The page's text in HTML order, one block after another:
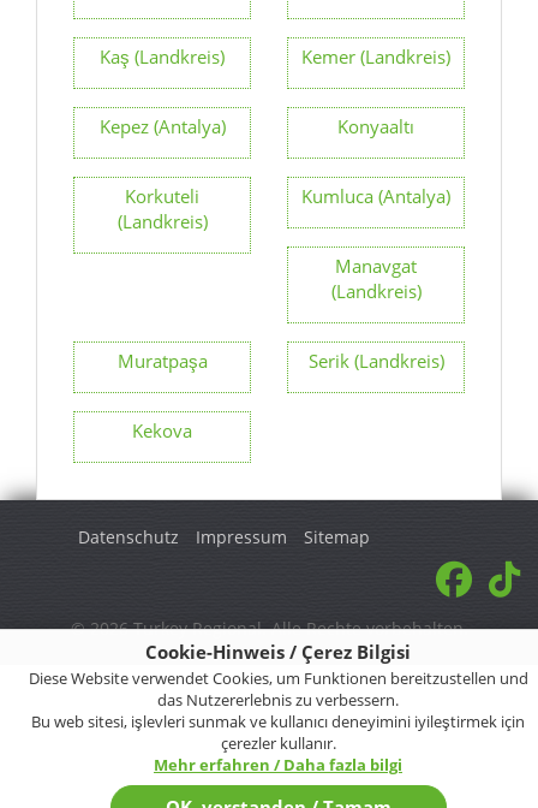
Cookie-Hinweis / Çerez Bilgisi
Diese Website verwendet Cookies, um Funktionen bereitzustellen und
das Nutzererlebnis zu verbessern.
Bu web sitesi, işlevleri sunmak ve kullanıcı deneyimini iyileştirmek için
çerezler kullanır.
Mehr erfahren / Daha fazla bilgi
Kaş (Landkreis) Kemer (Landkreis)
Kepez (Antalya) Konyaaltı
Korkuteli
(Landkreis)
Kumluca (Antalya)
Manavgat
(Landkreis)
Muratpaşa Serik (Landkreis)
Kekova
Datenschutz Impressum Sitemap
© 2026 Turkey Regional. Alle Rechte vorbehalten.